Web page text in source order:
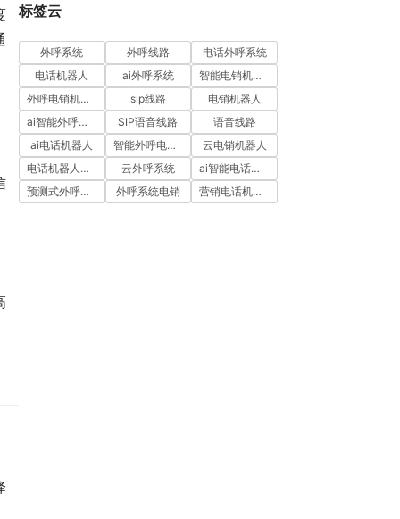
标签云
外呼系统 外呼线路
电话外呼系统
电话机器人
ai外呼系统
智能电销机器人
外呼电销机器人
sip线路
电销机器人
ai智能外呼系统
SIP语音线路
语音线路
ai电话机器人
智能外呼电销机器人
云电销机器人
电话机器人外呼
云外呼系统
ai智能电话机器人
预测式外呼系统
外呼系统电销 营销电话机器人